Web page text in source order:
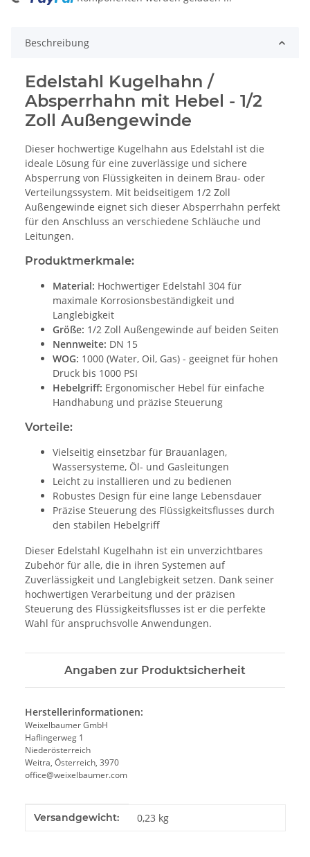
Beschreibung
Edelstahl Kugelhahn /
Absperrhahn mit Hebel - 1/2
Zoll Außengewinde
Dieser hochwertige Kugelhahn aus Edelstahl ist die
ideale Lösung für eine zuverlässige und sichere
Absperrung von Flüssigkeiten in deinem Brau- oder
Verteilungssystem. Mit beidseitigem 1/2 Zoll
Außengewinde eignet sich dieser Absperrhahn perfekt
für den Anschluss an verschiedene Schläuche und
Leitungen.
Produktmerkmale:
Material: Hochwertiger Edelstahl 304 für
maximale Korrosionsbeständigkeit und
Langlebigkeit
Größe: 1/2 Zoll Außengewinde auf beiden Seiten
Nennweite: DN 15
WOG: 1000 (Water, Oil, Gas) - geeignet für hohen
Druck bis 1000 PSI
Hebelgriff: Ergonomischer Hebel für einfache
Handhabung und präzise Steuerung
Vorteile:
Vielseitig einsetzbar für Brauanlagen,
Wassersysteme, Öl- und Gasleitungen
Leicht zu installieren und zu bedienen
Robustes Design für eine lange Lebensdauer
Präzise Steuerung des Flüssigkeitsflusses durch
den stabilen Hebelgriff
Dieser Edelstahl Kugelhahn ist ein unverzichtbares
Zubehör für alle, die in ihren Systemen auf
Zuverlässigkeit und Langlebigkeit setzen. Dank seiner
hochwertigen Verarbeitung und der präzisen
Steuerung des Flüssigkeitsflusses ist er die perfekte
Wahl für anspruchsvolle Anwendungen.
Angaben zur Produktsicherheit
Herstellerinformationen:
Weixelbaumer GmbH
Haflingerweg 1
Niederösterreich
Weitra, Österreich, 3970
office@weixelbaumer.com
Produkteigenschaft
Wert
Versandgewicht: 0,23 kg